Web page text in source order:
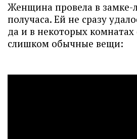
Женщина провела в замке-
получаса. Ей не сразу
да и в некоторых
слишком обычные вещи: